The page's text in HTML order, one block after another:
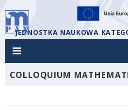
JEDNOSTKA NAUKOWA
COLLOQUIUM